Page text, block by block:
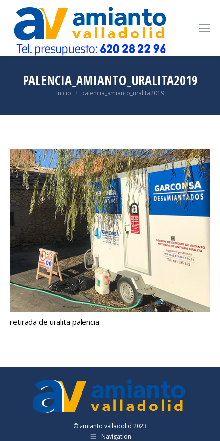
PALENCIA_AMIANTO_URALITA2019
Estás aquí:
Inicio palencia_amianto_uralita2019
retirada de uralita palencia
© amianto valladolid 2023
Navigation